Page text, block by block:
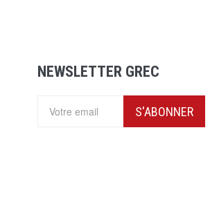
NEWSLETTER GREC
S'ABONNER